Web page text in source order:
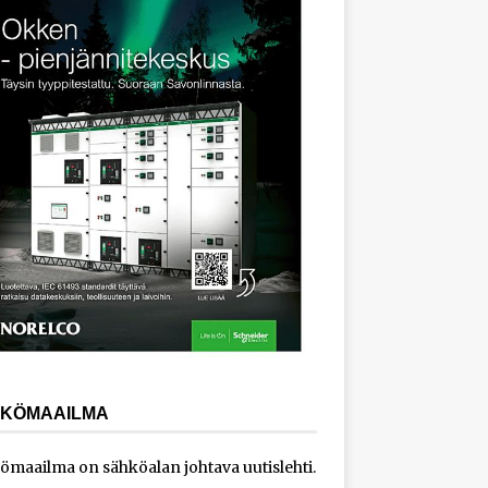
on sähköalan johtava uutislehti.